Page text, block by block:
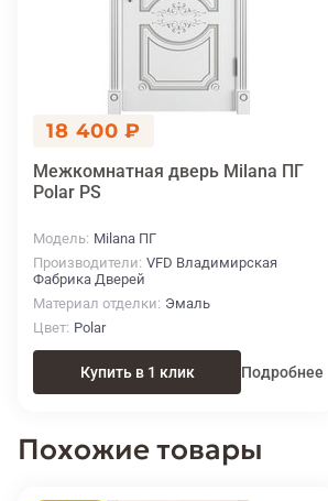
18 400 ₽
Межкомнатная дверь Milana ПГ
Polar PS
Модель Milana ПГ
Производители VFD Владимирская
Фабрика Дверей
Материал отделки Эмаль
Цвет Polar
Купить в 1 клик Подробнее
Похожие товары